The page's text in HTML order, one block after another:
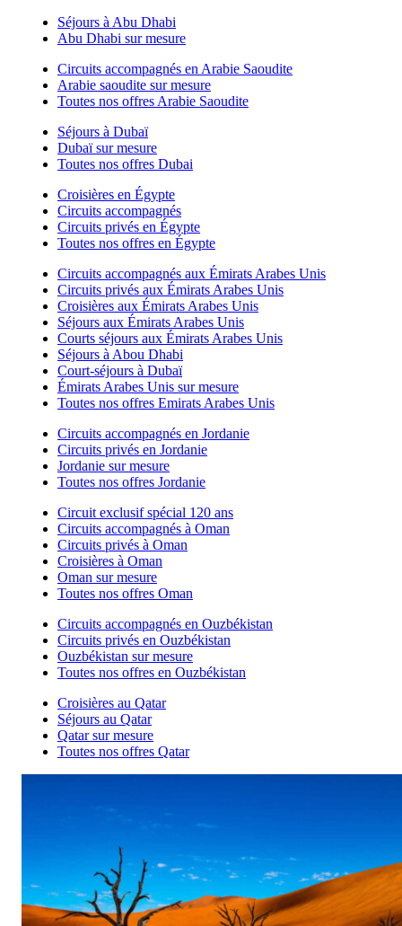
Séjours à Abu Dhabi
Abu Dhabi sur mesure
Circuits accompagnés en Arabie Saoudite
Arabie saoudite sur mesure
Toutes nos offres Arabie Saoudite
Séjours à Dubaï
Dubaï sur mesure
Toutes nos offres Dubai
Croisières en Égypte
Circuits accompagnés
Circuits privés en Égypte
Toutes nos offres en Égypte
Circuits accompagnés aux Émirats Arabes Unis
Circuits privés aux Émirats Arabes Unis
Croisières aux Émirats Arabes Unis
Séjours aux Émirats Arabes Unis
Courts séjours aux Émirats Arabes Unis
Séjours à Abou Dhabi
Court-séjours à Dubaï
Émirats Arabes Unis sur mesure
Toutes nos offres Emirats Arabes Unis
Circuits accompagnés en Jordanie
Circuits privés en Jordanie
Jordanie sur mesure
Toutes nos offres Jordanie
Circuit exclusif spécial 120 ans
Circuits accompagnés à Oman
Circuits privés à Oman
Croisières à Oman
Oman sur mesure
Toutes nos offres Oman
Circuits accompagnés en Ouzbékistan
Circuits privés en Ouzbékistan
Ouzbékistan sur mesure
Toutes nos offres en Ouzbékistan
Croisières au Qatar
Séjours au Qatar
Qatar sur mesure
Toutes nos offres Qatar